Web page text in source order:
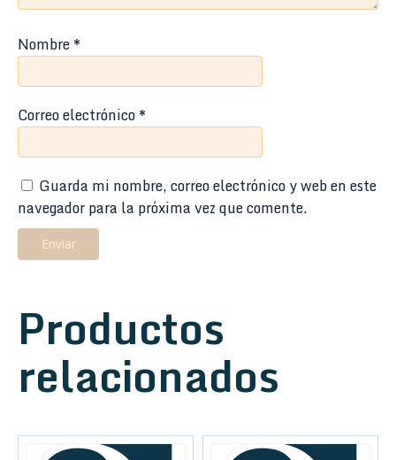
Nombre*
Correo electrónico*
Guarda mi nombre, correo electrónico y web en este
navegador para la próxima vez que comente.
Productos
relacionados